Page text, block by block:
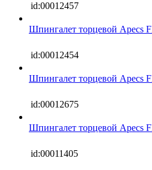
id:00012457
Шпингалет торцевой Apecs
id:00012454
Шпингалет торцевой Apecs
id:00012675
Шпингалет торцевой Apecs
id:00011405